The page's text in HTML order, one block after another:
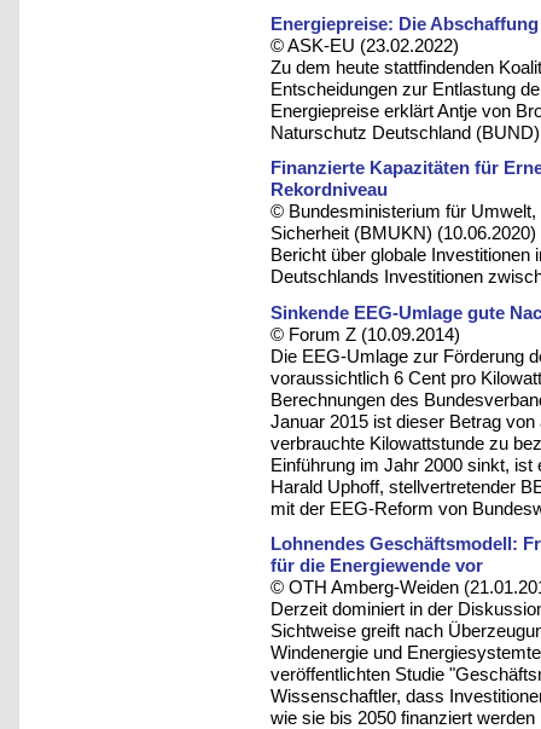
Energiepreise: Die
© ASK-EU (23.02.2022)
Zu dem heute stattfindenden
Entscheidungen zur Entlastung
Energiepreise erklärt Antje von
Naturschutz Deutschland
Finanzierte Kapazitäten für
Rekordniveau
© Bundesministerium für
Sicherheit (BMUKN) (10.06.2020)
Bericht über globale Investitionen
Deutschlands Investitionen
Sinkende EEG-Umlage gute
© Forum Z (10.09.2014)
Die EEG-Umlage zur Förderung
voraussichtlich 6 Cent pro
Berechnungen des
Januar 2015 ist dieser Betrag
verbrauchte Kilowattstunde zu
Einführung im Jahr 2000 sinkt,
Harald Uphoff, stellvertretender
mit der EEG-Reform von
Lohnendes Geschäftsmodell:
für die Energiewende vor
© OTH Amberg-Weiden
Derzeit dominiert in der
Sichtweise greift nach
Windenergie und
veröffentlichten Studie
Wissenschaftler, dass
wie sie bis 2050 finanziert werden